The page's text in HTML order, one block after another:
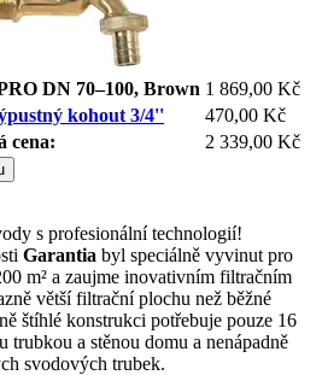
DN 70–100, Brown 1 869,00 Kč
kohout 3/4''
470,00 Kč
cena:
2 339,00 Kč
s profesionální technologií!
Garantia byl speciálně vyvinut pro
m² a zaujme inovativním filtračním
větší filtrační plochu než běžné
štíhlé konstrukci potřebuje pouze 16
trubkou a stěnou domu a nenápadně
svodových trubek.